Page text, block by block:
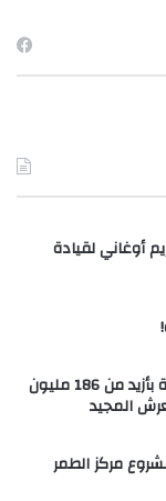
أوغاني لقيادة
عامل إقليم صفرو يطلق ويدشن مشاريع تنموية بأزيد من 186 مليون
المجيد
مركز الطمر